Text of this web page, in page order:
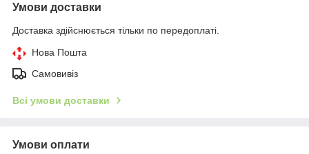
Умови доставки
Доставка здійснюється тільки по передоплаті.
Нова Пошта
Самовивіз
Всі умови доставки
Умови оплати